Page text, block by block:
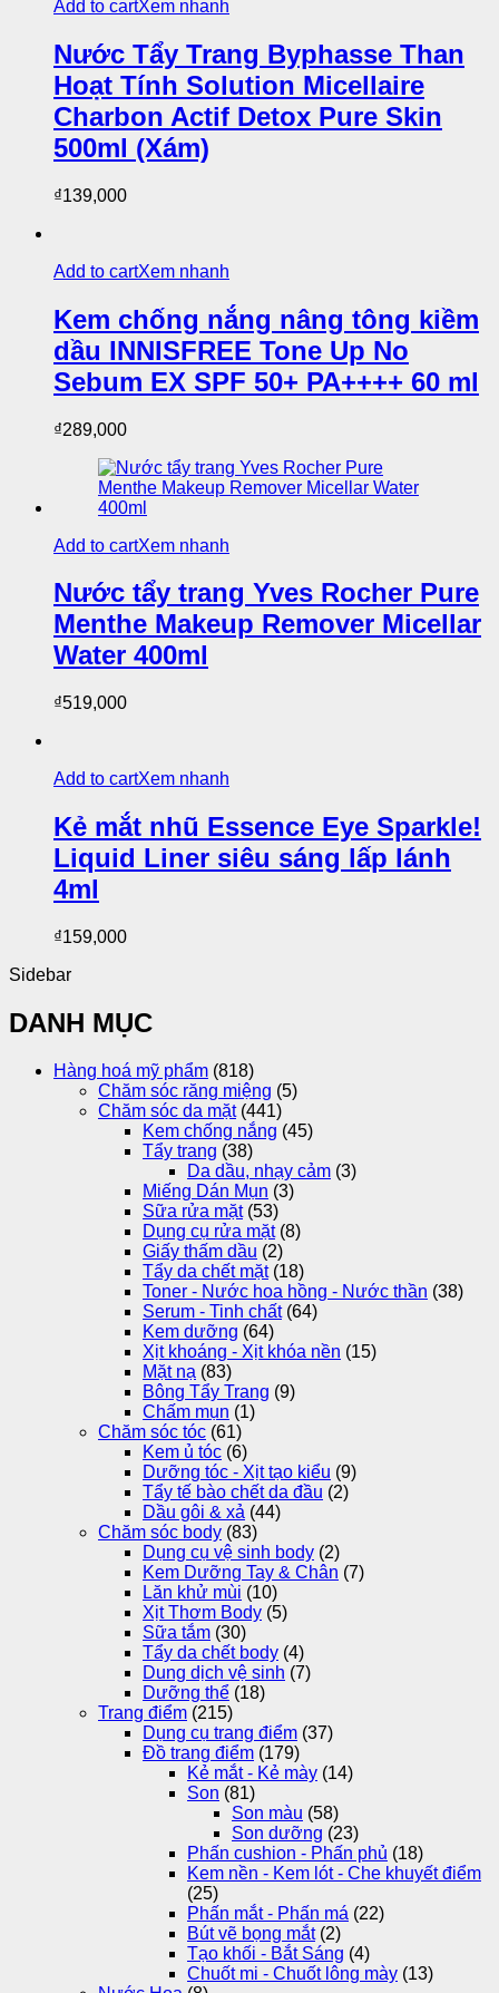
Add to cartXem nhanh
Nước Tẩy Trang Byphasse Than
Hoạt Tính Solution Micellaire
Charbon Actif Detox Pure Skin
500ml (Xám)
₫139,000
Add to cartXem nhanh
Kem chống nắng nâng tông kiềm
dầu INNISFREE Tone Up No
Sebum EX SPF 50+ PA++++ 60 ml
₫289,000
Add to cartXem nhanh
Nước tẩy trang Yves Rocher Pure
Menthe Makeup Remover Micellar
Water 400ml
₫519,000
Add to cartXem nhanh
Kẻ mắt nhũ Essence Eye Sparkle!
Liquid Liner siêu sáng lấp lánh
4ml
₫159,000
Sidebar
DANH MỤC
Hàng hoá mỹ phẩm (818)
Chăm sóc răng miệng (5)
Chăm sóc da mặt (441)
Kem chống nắng (45)
Tẩy trang (38)
Da dầu, nhạy cảm (3)
Miếng Dán Mụn (3)
Sữa rửa mặt (53)
Dụng cụ rửa mặt (8)
Giấy thấm dầu (2)
Tẩy da chết mặt (18)
Toner - Nước hoa hồng - Nước thần (38)
Serum - Tinh chất (64)
Kem dưỡng (64)
Xịt khoáng - Xịt khóa nền (15)
Mặt nạ (83)
Bông Tẩy Trang (9)
Chấm mụn (1)
Chăm sóc tóc (61)
Kem ủ tóc (6)
Dưỡng tóc - Xịt tạo kiểu (9)
Tẩy tế bào chết da đầu (2)
Dầu gôi & xả (44)
Chăm sóc body (83)
Dụng cụ vệ sinh body (2)
Kem Dưỡng Tay & Chân (7)
Lăn khử mùi (10)
Xịt Thơm Body (5)
Sữa tắm (30)
Tẩy da chết body (4)
Dung dịch vệ sinh (7)
Dưỡng thể (18)
Trang điểm (215)
Dụng cụ trang điểm (37)
Đồ trang điểm (179)
Kẻ mắt - Kẻ mày (14)
Son (81)
Son màu (58)
Son dưỡng (23)
Phấn cushion - Phấn phủ (18)
Kem nền - Kem lót - Che khuyết điểm
(25)
Phấn mắt - Phấn má (22)
Bút vẽ bọng mắt (2)
Tạo khối - Bắt Sáng (4)
Chuốt mi - Chuốt lông mày (13)